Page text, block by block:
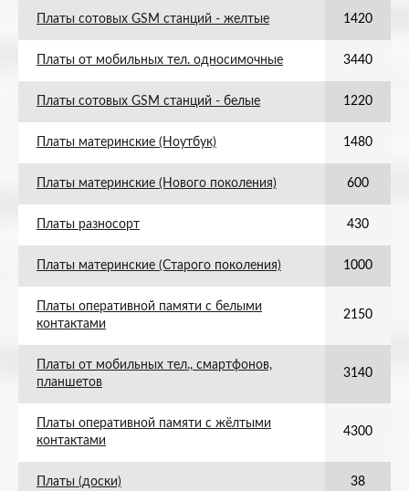
Платы сотовых GSM станций - желтые 1420
Платы от мобильных тел. односимочные 3440
Платы сотовых GSM станций - белые 1220
Платы материнские (Ноутбук) 1480
Платы материнские (Нового поколения) 600
Платы разносорт 430
Платы материнские (Старого поколения) 1000
Платы оперативной памяти с белыми
контактами
2150
Платы от мобильных тел., смартфонов,
планшетов
3140
Платы оперативной памяти с жёлтыми
контактами
4300
Платы (доски) 38